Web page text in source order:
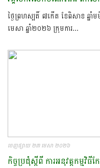
ថ្ងៃព្រហស្បតិ៍ ៧កើត ខែពិសាខ ឆ្ន
មេសា ឆ្នាំ២០២៦​ ក្រុមការ...
ចេញផ្សាយ ២៣ មេសា ២០២៦